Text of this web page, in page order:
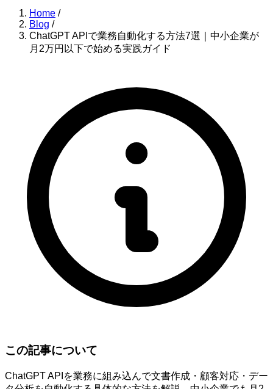
Home /
Blog /
ChatGPT APIで業務自動化する方法7選｜中小企業が
月2万円以下で始める実践ガイド
この記事について
ChatGPT APIを業務に組み込んで文書作成・顧客対応・デー